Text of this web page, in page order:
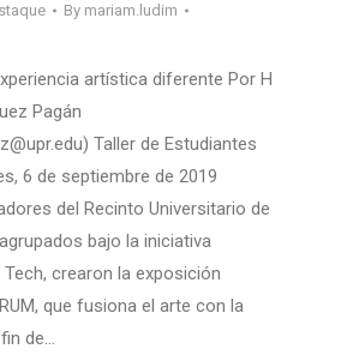
By mariam.ludim
artística diferente Por H
Pagán
Taller de Estudiantes
6 de septiembre de 2019
del Recinto Universitario de
bajo la iniciativa
crearon la exposición
que fusiona el arte con la
de…